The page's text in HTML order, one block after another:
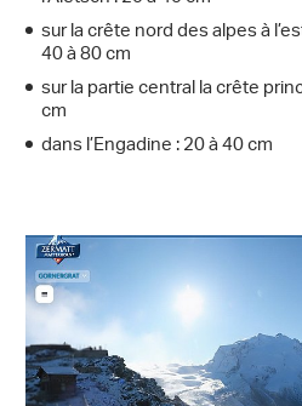
sur la crête nord des alpes à
40 à 80 cm
sur la partie central la crête
cm
dans l’Engadine : 20 à 40 cm